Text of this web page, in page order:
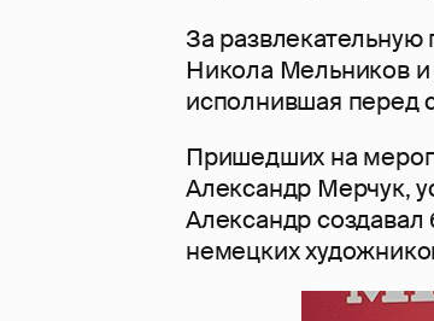
За
Никола Мельников
исполнившая перед
Пришедших на
Александр Мерчук,
Александр
немецких